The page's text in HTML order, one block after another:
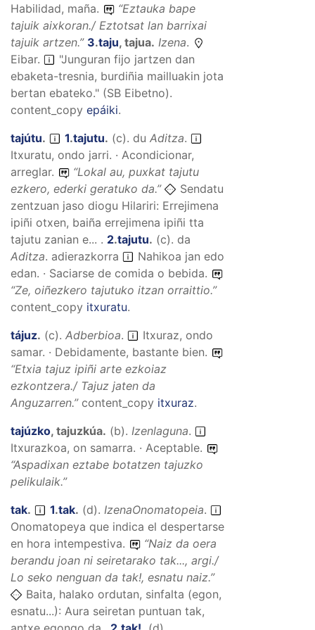
Habilidad, maña.
“Eztauka bape
tajuik aixkoran./ Eztotsat lan barrixai
tajuik artzen.” 3.taju, tajua. Izena.
Eibar.
"Junguran fijo jartzen dan
ebaketa-tresnia, burdiñia mailluakin jota
bertan ebateko." (SB Eibetno).
content_copy epáiki.
tajútu. 1.tajutu. (c). du Aditza.
Itxuratu, ondo jarri. · Acondicionar,
arreglar.
“Lokal au, puxkat tajutu
ezkero, ederki geratuko da.”
Sendatu
zentzuan jaso diogu Hilariri: Errejimena
ipiñi otxen, baiña errejimena ipiñi tta
tajutu zanian e... . 2.tajutu. (c). da
Aditza. adierazkorra
Nahikoa jan edo
edan. · Saciarse de comida o bebida.
“Ze, oiñezkero tajutuko itzan orraittio.”
content_copy itxuratu.
tájuz. (c). Adberbioa.
Itxuraz, ondo
samar. · Debidamente, bastante bien.
“Etxia tajuz ipiñi arte ezkoiaz
ezkontzera./ Tajuz jaten da
Anguzarren.” content_copy itxuraz.
tajúzko, tajuzkúa. (b). Izenlaguna.
Itxurazkoa, on samarra. · Aceptable.
“Aspadixan eztabe botatzen tajuzko
pelikulaik.”
tak. 1.tak. (d). IzenaOnomatopeia.
Onomatopeya que indica el despertarse
en hora intempestiva.
“Naiz da oera
berandu joan ni seiretarako tak..., argi./
Lo seko nenguan da tak!, esnatu naiz.”
Baita, halako ordutan, sinfalta (egon,
esnatu...): Aura seiretan puntuan tak,